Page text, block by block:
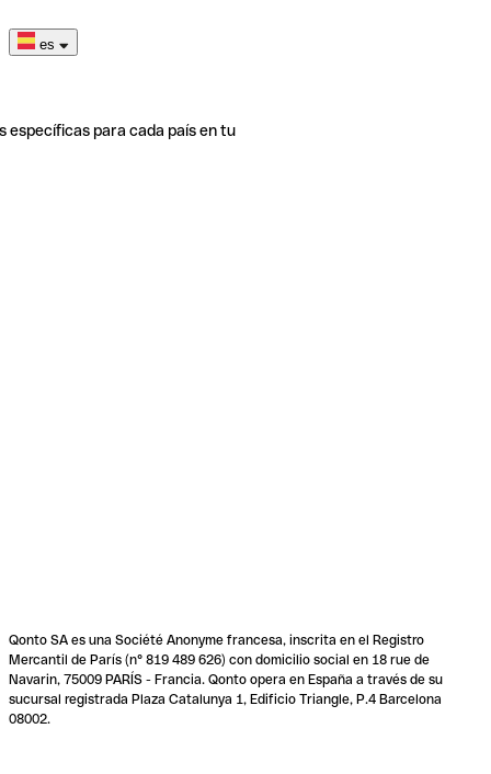
es
específicas para cada país en tu
Qonto SA es una Société Anonyme francesa, inscrita en el Registro
Mercantil de París (n° 819 489 626) con domicilio social en 18 rue de
Navarin, 75009 PARÍS - Francia. Qonto opera en España a través de su
sucursal registrada Plaza Catalunya 1, Edificio Triangle, P.4 Barcelona
08002.